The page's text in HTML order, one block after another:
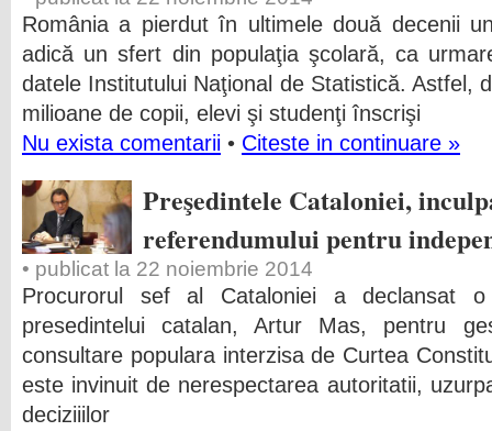
România a pierdut în ultimele două decenii
adică un sfert din populaţia şcolară, ca
datele Institutului Naţional de Statistică. Astfel,
milioane de copii, elevi şi studenţi înscrişi
Nu exista comentarii • Citeste in continuare »
Preşedintele Cataloniei,
referendumului pentru
• publicat la 22 noiembrie 2014
Procurorul sef al Cataloniei a declansat
presedintelui catalan, Artur Mas, pentru
consultare populara interzisa de Curtea
este invinuit de nerespectarea autoritatii,
deciziiilor